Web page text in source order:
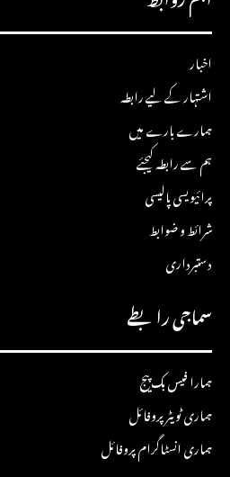
اخبار
اشتہار کے لیے رابطہ
ہمارے بارے میں
ہم سے رابطہ کیجئے
پرائیویسی پالیسی
شرائط و ضوابط
دستبرداری
سماجی رابطے
ہمارا فیس بک پیج
ہماری ٹویٹر پروفائل
ہماری انسٹاگرام پروفائل